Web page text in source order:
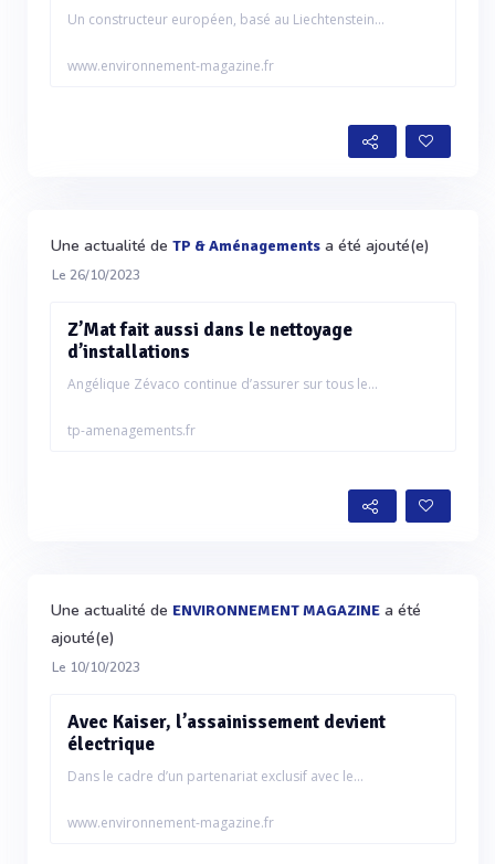
Un constructeur européen, basé au Liechtenstein...
www.environnement-magazine.fr
Une actualité de TP & Aménagements a été ajouté(e)
Le 26/10/2023
Z’Mat fait aussi dans le nettoyage
d’installations
Angélique Zévaco continue d’assurer sur tous le...
tp-amenagements.fr
Une actualité de ENVIRONNEMENT MAGAZINE a été
ajouté(e)
Le 10/10/2023
Avec Kaiser, l’assainissement devient
électrique
Dans le cadre d’un partenariat exclusif avec le...
www.environnement-magazine.fr